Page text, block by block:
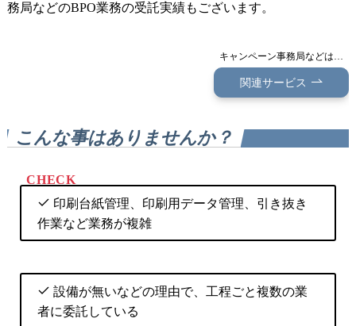
務局などのBPO業務の受託実績もございます。
キャンペーン事務局などは…
関連サービス
こんな事はありませんか？
印刷台紙管理、印刷用データ管理、引き抜き
作業など業務が複雑
設備が無いなどの理由で、工程ごと複数の業
者に委託している